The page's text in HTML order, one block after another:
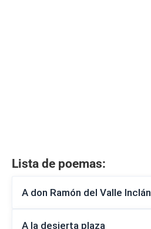
Lista de poemas:
A don Ramón del Valle Inclán
A la desierta plaza